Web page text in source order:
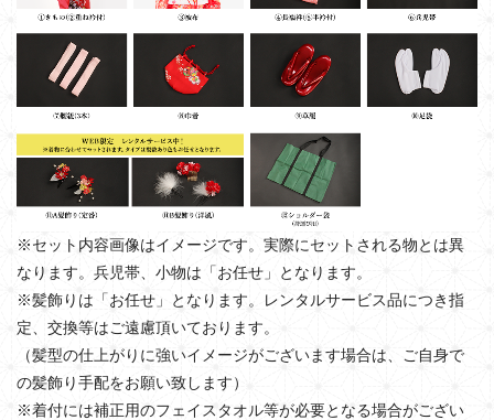
※セット内容画像はイメージです。実際にセットされる物とは異
なります。兵児帯、小物は「お任せ」となります。
※髪飾りは「お任せ」となります。レンタルサービス品につき指
定、交換等はご遠慮頂いております。
（髪型の仕上がりに強いイメージがございます場合は、ご自身で
の髪飾り手配をお願い致します）
※着付には補正用のフェイスタオル等が必要となる場合がござい